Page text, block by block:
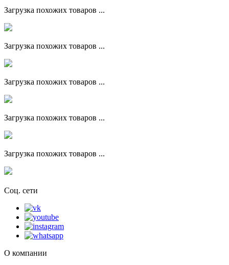
Загрузка похожих товаров ...
Загрузка похожих товаров ...
Загрузка похожих товаров ...
Загрузка похожих товаров ...
Загрузка похожих товаров ...
Соц. сети
О компании